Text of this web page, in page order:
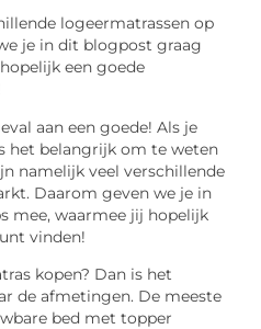
logeermatrassen op
je in dit blogpost graag
een goede
aan een goede! Als je
het belangrijk om te weten
namelijk veel verschillende
Daarom geven we je in
mee, waarmee jij hopelijk
vinden!
kopen? Dan is het
de afmetingen. De meeste
bed met topper